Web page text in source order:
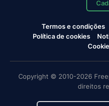
Termos e condições
Política de cookies
Copyright © 2010-2026
direitos